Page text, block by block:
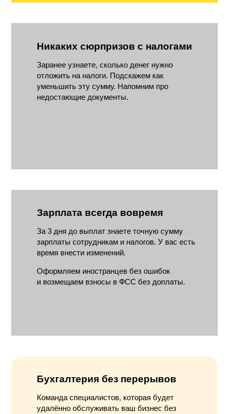
Никаких сюрпризов с налогами
Заранее узнаете, сколько денег нужно
отложить на налоги. Подскажем как
уменьшить эту сумму. Напомним про
недостающие документы.
Зарплата всегда вовремя
За 3 дня до выплат знаете точную сумму
зарплаты сотрудникам и налогов. У вас есть
время внести изменений.
Оформляем иностранцев без ошибок
и возмещаем взносы в ФСС без доплаты.
Бухгалтерия без перерывов
Команда специалистов, которая будет
удалённо обслуживать ваш бизнес без